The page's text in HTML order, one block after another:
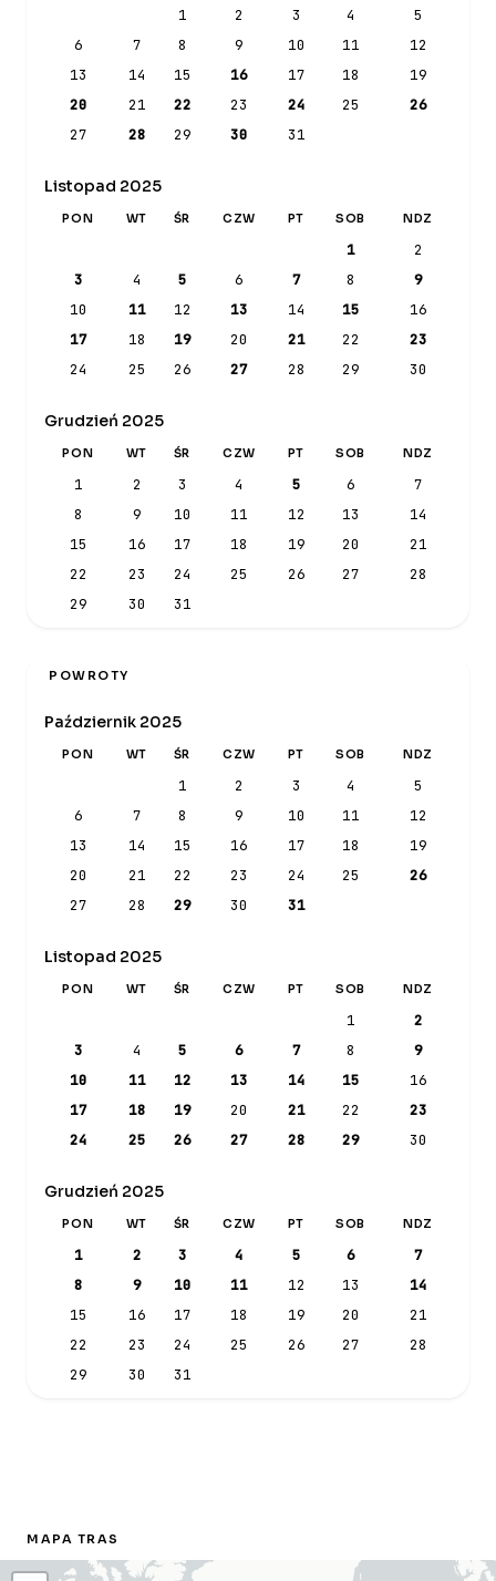
1 2 3 4
5
6
7 8 9 10 11
12
13
14 15 16 17 18
19
20
21 22 23 24 25
26
27
28 29 30 31
Listopad 2025
PON WT ŚR CZW PT SOB NDZ
1
2
3
4 5 6 7 8
9
10
11 12 13 14 15
16
17
18 19 20 21 22
23
24
25 26 27 28 29 30
Grudzień 2025
PON WT ŚR CZW PT SOB NDZ
1 2 3 4 5 6
7
8
9 10 11 12 13
14
15
16 17 18 19 20
21
22
23 24 25 26 27
28
29
30 31
POWROTY
Październik 2025
PON WT ŚR CZW PT SOB NDZ
1 2 3 4
5
6
7 8 9 10 11
12
13
14 15 16 17 18
19
20
21 22 23 24 25
26
27
28 29 30 31
Listopad 2025
PON WT ŚR CZW PT SOB NDZ
1
2
3
4 5 6 7 8
9
10
11 12 13 14 15
16
17
18 19 20 21 22
23
24
25 26 27 28 29 30
Grudzień 2025
PON WT ŚR CZW PT SOB NDZ
1 2 3 4 5 6
7
8
9 10 11 12 13
14
15
16 17 18 19 20
21
22
23 24 25 26 27
28
29
30 31
MAPA TRAS